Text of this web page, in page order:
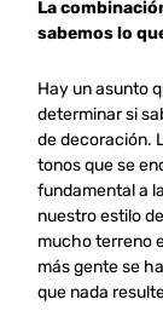
La
sabemos lo
Hay un asunto
determinar si
de decoración.
tonos que se
fundamental a
nuestro estilo
mucho terreno
más gente se
que nada